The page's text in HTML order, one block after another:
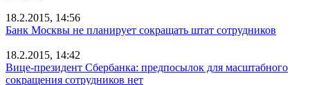
18.2.2015, 14:56
Банк Москвы не планирует сокращать штат сотрудников
18.2.2015, 14:42
Вице-президент Сбербанка: предпосылок для масштабного
сокращения сотрудников нет